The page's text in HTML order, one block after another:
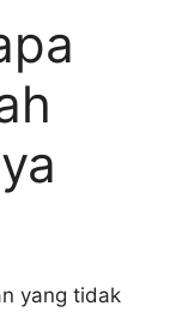
yang tidak